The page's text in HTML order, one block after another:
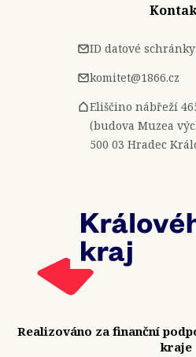
ID datové
komitet@1866.cz
Eliščino nábřeží
(budova Muzea
500 03 Hradec
Realizováno za finanční
kraje